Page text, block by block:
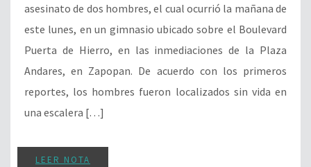
asesinato de dos hombres, el cual ocurrió la mañana de
este lunes, en un gimnasio ubicado sobre el Boulevard
Puerta de Hierro, en las inmediaciones de la Plaza
Andares, en Zapopan. De acuerdo con los primeros
reportes, los hombres fueron localizados sin vida en
una escalera […]
LEER NOTA